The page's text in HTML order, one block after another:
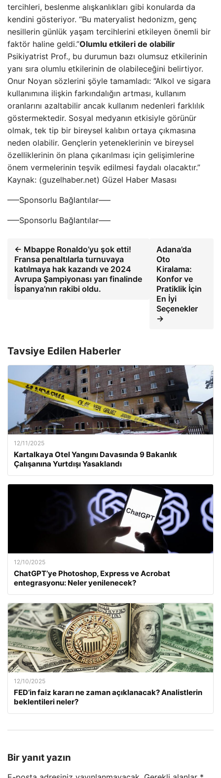
tercihleri, beslenme alışkanlıkları gibi konularda da
kendini gösteriyor. “Bu materyalist hedonizm, genç
nesillerin günlük yaşam tercihlerini etkileyen önemli bir
faktör haline geldi.”Olumlu etkileri de olabilir
Psikiyatrist Prof., bu durumun bazı olumsuz etkilerinin
yanı sıra olumlu etkilerinin de olabileceğini belirtiyor.
Onur Noyan sözlerini şöyle tamamladı: “Alkol ve sigara
kullanımına ilişkin farkındalığın artması, kullanım
oranlarını azaltabilir ancak kullanım nedenleri farklılık
göstermektedir. Sosyal medyanın etkisiyle görünür
olmak, tek tip bir bireysel kalıbın ortaya çıkmasına
neden olabilir. Gençlerin yeteneklerinin ve bireysel
özelliklerinin ön plana çıkarılması için gelişimlerine
önem vermelerinin teşvik edilmesi faydalı olacaktır.”
Kaynak: (guzelhaber.net) Güzel Haber Masası
—–Sponsorlu Bağlantılar—–
—–Sponsorlu Bağlantılar—–
← Mbappe Ronaldo’yu şok etti!
Fransa penaltılarla turnuvaya
katılmaya hak kazandı ve 2024
Avrupa Şampiyonası yarı finalinde
İspanya’nın rakibi oldu.
Adana’da
Oto
Kiralama:
Konfor ve
Pratiklik İçin
En İyi
Seçenekler
→
Tavsiye Edilen Haberler
12/11/2025
Kartalkaya Otel Yangını Davasında 9 Bakanlık
Çalışanına Yurtdışı Yasaklandı
12/10/2025
ChatGPT’ye Photoshop, Express ve Acrobat
entegrasyonu: Neler yenilenecek?
12/10/2025
FED’in faiz kararı ne zaman açıklanacak? Analistlerin
beklentileri neler?
Bir yanıt yazın